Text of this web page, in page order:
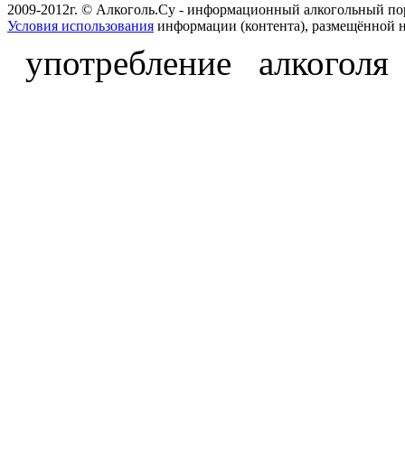
2009-2012г. © Алкоголь.Су - информационный алкогольный
Условия использования информации (контента), размещённой
употребление